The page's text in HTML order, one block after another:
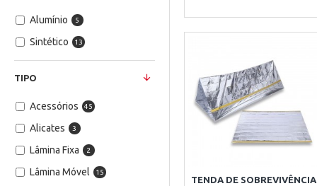
TIPO
Acessórios 45
Alicates 3
Lâmina Fixa 2
Lâmina Móvel 15
Alumínio 5
Sintético 13
TENDA DE SOBREVIVÊNCIA